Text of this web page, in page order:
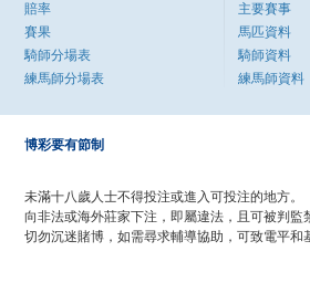
賠率
賽果
騎師分場表
練馬師分場表
主要賽事
馬匹資料
騎師資料
練馬師資料
博彩要有節制
未滿十八歲人士不得投注或進入可投注的地方。
向非法或海外莊家下注，即屬違法，且可被判監
切勿沉迷賭博，如需尋求輔導協助，可致電平和